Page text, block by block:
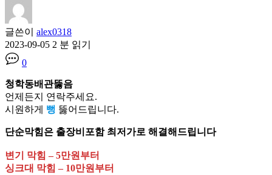
글쓴이 alex0318
2023-09-05 2 분 읽기
0
청학동배관뚫음
언제든지 연락주세요.
시원하게 뻥 뚫어드립니다.
단순막힘은 출장비포함 최저가로 해결해드립니다
변기 막힘 – 5만원부터
싱크대 막힘 – 10만원부터